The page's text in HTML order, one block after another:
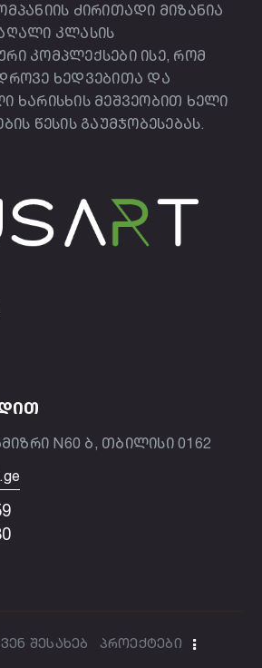
ძირითადი მიზანია
კლასის
კომპლექსები ისე, რომ
ხედვებითა და
ხარისხის მეშვეობით ხელი
წესის გაუმჯობესებას.
N60 ბ, თბილისი 0162
შესახებ პროექტები